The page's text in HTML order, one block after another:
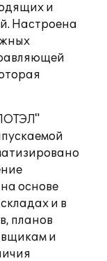
и
Настроена
основе
и в
планов
и